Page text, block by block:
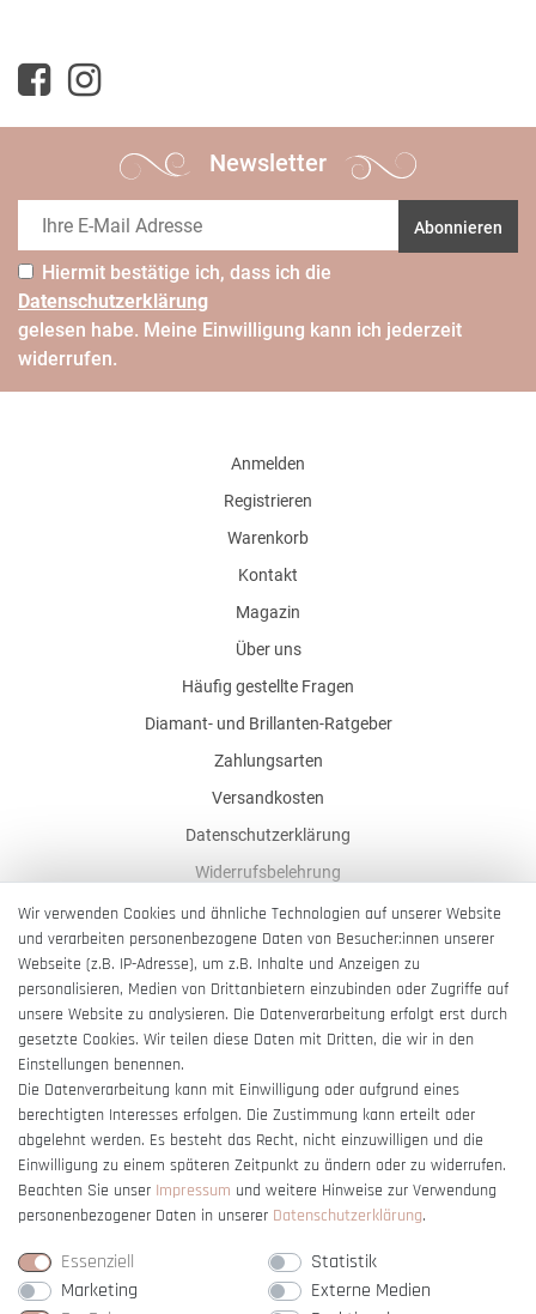
Newsletter
Abonnieren
Hiermit bestätige ich, dass ich die
Daten­schutz­erklärung
gelesen habe. Meine Einwilligung kann ich jederzeit
widerrufen.
Anmelden
Registrieren
Warenkorb
Kontakt
Magazin
Über uns
Häufig gestellte Fragen
Diamant- und Brillanten-Ratgeber
Zahlungsarten
Versandkosten
Datenschutzerklärung
Widerrufsbelehrung
AGB
Impressum
Barrierefreiheitserklärung
Vertrag widerrufen
Wir verwenden Cookies und ähnliche Technologien auf unserer Website
und verarbeiten personenbezogene Daten von Besucher:innen unserer
Webseite (z.B. IP-Adresse), um z.B. Inhalte und Anzeigen zu
personalisieren, Medien von Drittanbietern einzubinden oder Zugriffe auf
unsere Website zu analysieren. Die Datenverarbeitung erfolgt erst durch
gesetzte Cookies. Wir teilen diese Daten mit Dritten, die wir in den
Einstellungen benennen.
Die Datenverarbeitung kann mit Einwilligung oder aufgrund eines
berechtigten Interesses erfolgen. Die Zustimmung kann erteilt oder
abgelehnt werden. Es besteht das Recht, nicht einzuwilligen und die
Einwilligung zu einem späteren Zeitpunkt zu ändern oder zu widerrufen.
Beachten Sie unser Impressum und weitere Hinweise zur Verwendung
personenbezogener Daten in unserer Daten­schutz­erklärung.
Essenziell
Statistik
Marketing
Externe Medien